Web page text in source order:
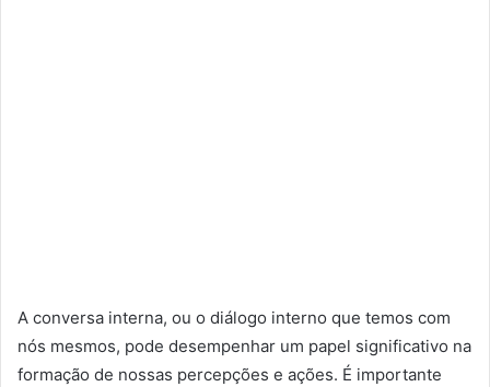
A conversa interna, ou o diálogo interno que temos com
nós mesmos, pode desempenhar um papel significativo na
formação de nossas percepções e ações. É importante